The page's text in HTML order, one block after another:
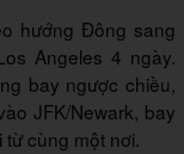
hướng Đông sang
Angeles 4 ngày.
bay ngược chiều,
JFK/Newark, bay
cùng một nơi.